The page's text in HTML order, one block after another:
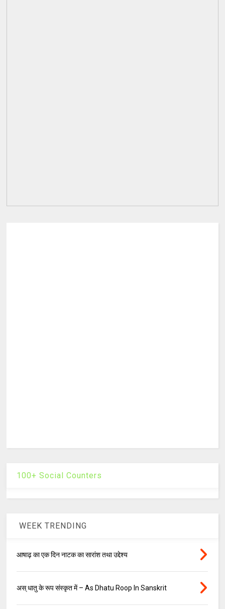
100+ Social Counters
WEEK TRENDING
आषाढ़ का एक दिन नाटक का सारांश तथा उद्देश्य
अस् धातु के रूप संस्कृत में – As Dhatu Roop In Sanskrit